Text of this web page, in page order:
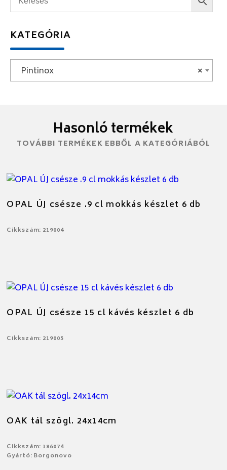
KATEGÓRIA
×
Pintinox
Hasonló termékek
TOVÁBBI TERMÉKEK EBBŐL A KATEGÓRIÁBÓL
OPAL ÚJ csésze .9 cl mokkás készlet 6 db
Cikkszám: 219004
OPAL ÚJ csésze 15 cl kávés készlet 6 db
Cikkszám: 219005
OAK tál szögl. 24x14cm
Cikkszám: 186074
Gyártó: Borgonovo